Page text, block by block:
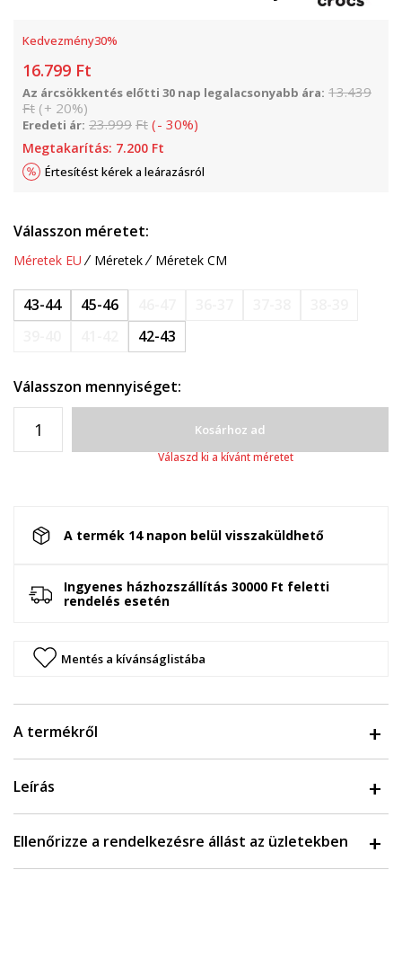
Kedvezmény30%
16.799 Ft
Az árcsökkentés előtti 30 nap legalacsonyabb ára: 13.439
Ft (+ 20%)
Eredeti ár: 23.999 Ft (- 30%)
Megtakarítás: 7.200 Ft
Értesítést kérek a leárazásról
Válasszon méretet:
Méretek EU Méretek Méretek CM
43-44 45-46
42-43
Válasszon mennyiséget:
Kosárhoz ad
Válaszd ki a kívánt méretet
A termék 14 napon belül visszaküldhető
Ingyenes házhozszállítás 30000 Ft feletti
rendelés esetén
Mentés a kívánságlistába
A termékről
Leírás
Ellenőrizze a rendelkezésre állást az üzletekben